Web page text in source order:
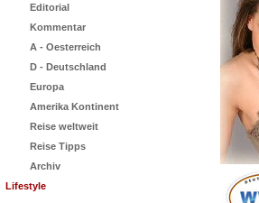
Editorial
Kommentar
A - Oesterreich
D - Deutschland
Europa
Amerika Kontinent
Reise weltweit
Reise Tipps
Archiv
Lifestyle